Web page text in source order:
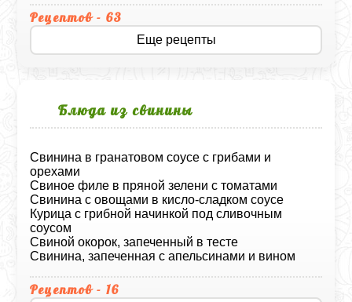
Рецептов - 63
Еще рецепты
Блюда из свинины
Свинина в гранатовом соусе с грибами и
орехами
Свиное филе в пряной зелени с томатами
Свинина с овощами в кисло-сладком соусе
Курица с грибной начинкой под сливочным
соусом
Свиной окорок, запеченный в тесте
Свинина, запеченная с апельсинами и вином
Рецептов - 16